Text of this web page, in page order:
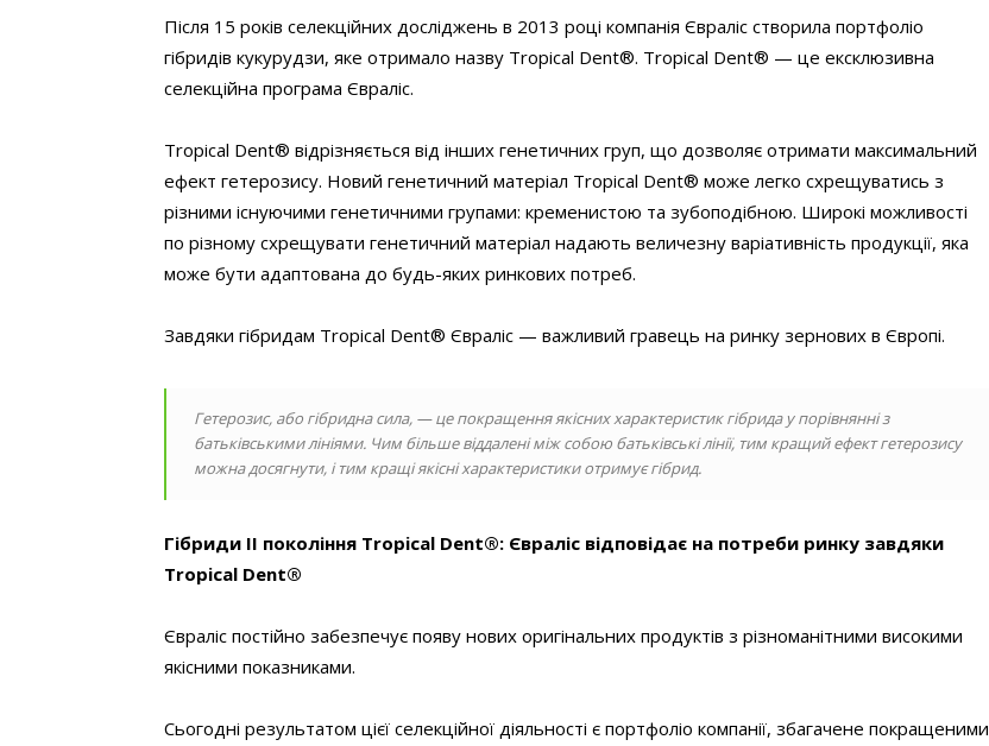
Після 15 років селекційних досліджень в 2013 році компанія Євраліс створила портфоліо
гібридів кукурудзи, яке отримало назву Tropical Dent®. Tropical Dent® — це ексклюзивна
селекційна програма Євраліс.
Tropical Dent® відрізняється від інших генетичних груп, що дозволяє отримати максимальний
ефект гетерозису. Новий генетичний матеріал Tropical Dent® може легко схрещуватись з
різними існуючими генетичними групами: кременистою та зубоподібною. Широкі можливості
по різному схрещувати генетичний матеріал надають величезну варіативність продукції, яка
може бути адаптована до будь-яких ринкових потреб.
Завдяки гібридам Tropical Dent® Євраліс — важливий гравець на ринку зернових в Європі.
Гетерозис, або гібридна сила, — це покращення якісних характеристик гібрида у порівнянні з
батьківськими лініями. Чим більше віддалені між собою батьківські лінії, тим кращий ефект гетерозису
можна досягнути, і тим кращі якісні характеристики отримує гібрид.
Гібриди ІІ покоління Tropical Dent®: Євраліс відповідає на потреби ринку завдяки
Tropical Dent®
Євраліс постійно забезпечує появу нових оригінальних продуктів з різноманітними високими
якісними показниками.
Сьогодні результатом цієї селекційної діяльності є портфоліо компанії, збагачене покращеними